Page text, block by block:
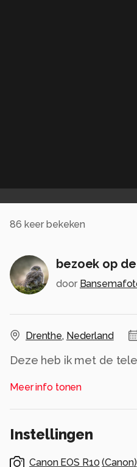
86 keer bekeken
bezoek op
door
Drenthe, Nederland
Deze heb ik met de
Alle rechten voorbehouden
Meer info tonen
Instellingen
Canon EOS R10 (Canon)